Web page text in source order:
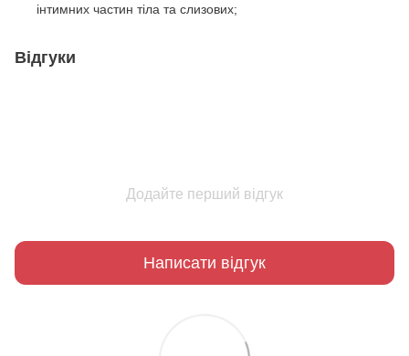
інтимних частин тіла та слизових;
Відгуки
Додайте перший відгук
Написати відгук